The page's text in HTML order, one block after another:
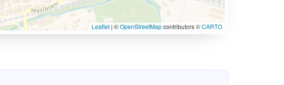
Leaflet | ©OpenStreetMapcontributors ©CARTO